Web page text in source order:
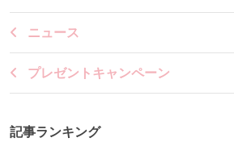
ニュース
プレゼントキャンペーン
記事ランキング